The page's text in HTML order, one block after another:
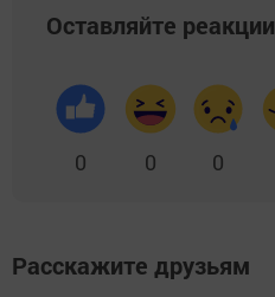
Оставляйте реакции
0 0 0
Расскажите друзьям